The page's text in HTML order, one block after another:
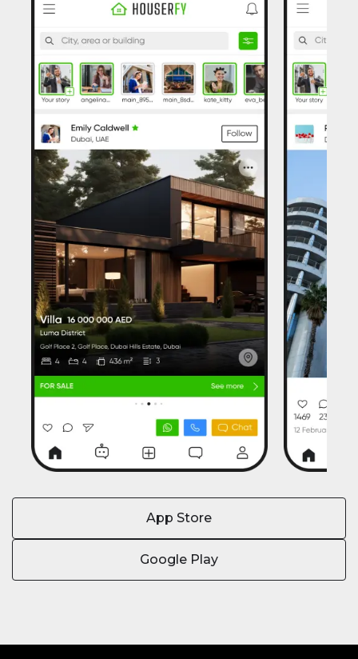
App Store
Google Play